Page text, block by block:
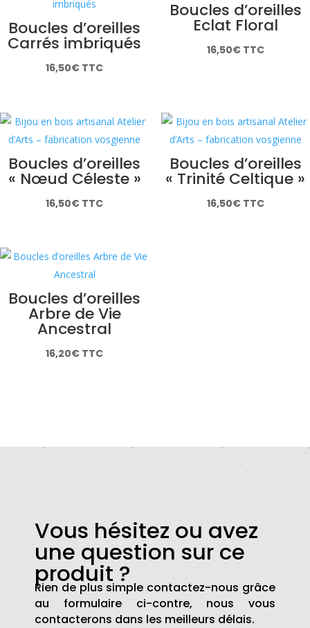
Boucles d’oreilles
Carrés imbriqués
16,50€ TTC
Boucles d’oreilles
Eclat Floral
16,50€ TTC
Boucles d’oreilles
« Nœud Céleste »
16,50€ TTC
Boucles d’oreilles
« Trinité Celtique »
16,50€ TTC
Boucles d’oreilles
Arbre de Vie
Ancestral
16,20€ TTC
Vous hésitez ou avez
une question sur ce
produit ?
Rien de plus simple contactez-nous grâce
au formulaire ci-contre, nous vous
contacterons dans les meilleurs délais.